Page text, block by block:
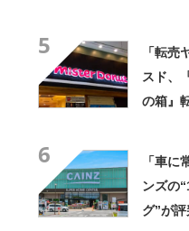
5
「転
スド、
の箱』
6
「車
ンズの
グ”が